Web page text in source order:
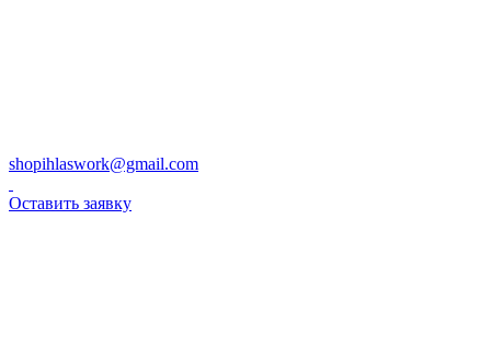
shopihlaswork@gmail.com
Оставить заявку